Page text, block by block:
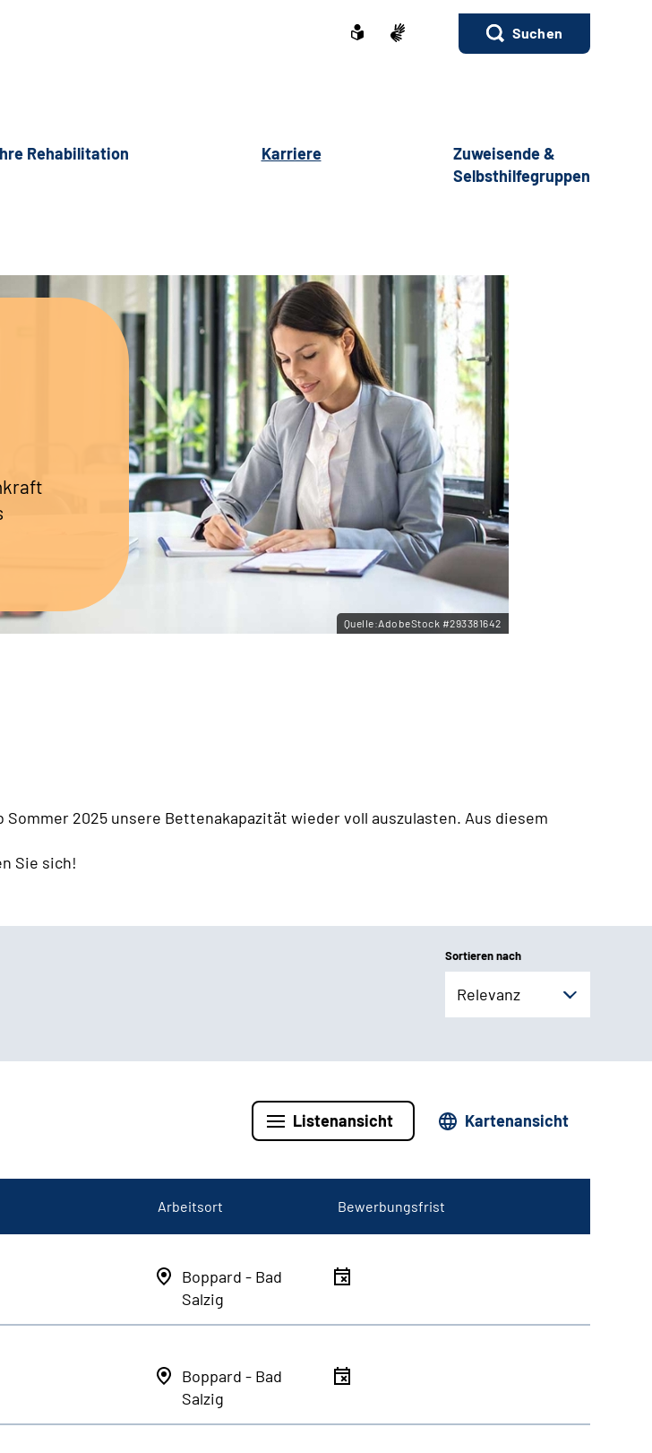
Suchen
Rehabilitation Karriere
Zuweisende &
Selbsthilfegruppen
Quelle:AdobeStock #293381642
2025 unsere Bettenakapazität wieder voll auszulasten. Aus diesem
Sie sich!
Sortieren nach
Relevanz
Listenansicht Kartenansicht
Arbeitsort Bewerbungsfrist
Boppard - Bad
Salzig
Boppard - Bad
Salzig